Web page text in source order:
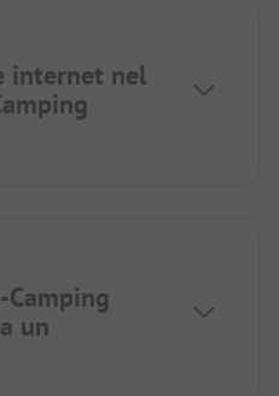
internet nel
Camping
un